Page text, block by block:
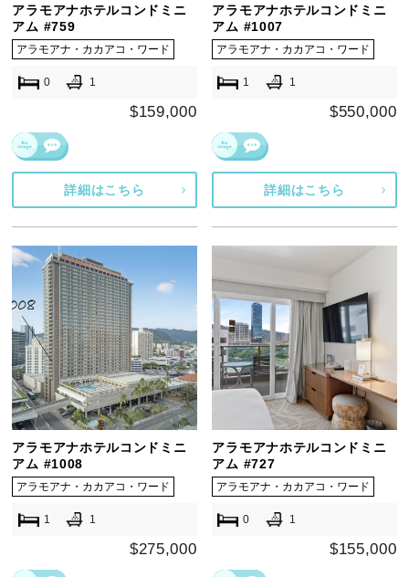
アラモアナホテルコンドミニ
アム #759
アラモアナ・カカアコ・ワード
0 1
$159,000
詳細はこちら
アラモアナホテルコンドミニ
アム #1007
アラモアナ・カカアコ・ワード
1 1
$550,000
詳細はこちら
アラモアナホテルコンドミニ
アム #1008
アラモアナ・カカアコ・ワード
1 1
$275,000
アラモアナホテルコンドミニ
アム #727
アラモアナ・カカアコ・ワード
0 1
$155,000